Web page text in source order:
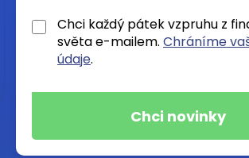
Chci každý pátek vzpruhu z
světa e-mailem. Chráníme
údaje.